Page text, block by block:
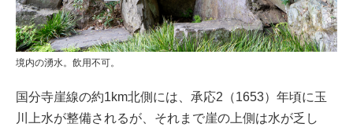
境内の湧水。飲用不可。
国分寺崖線の約1km北側には、承応2（1653）年頃に玉
川上水が整備されるが、それまで崖の上側は水が乏し